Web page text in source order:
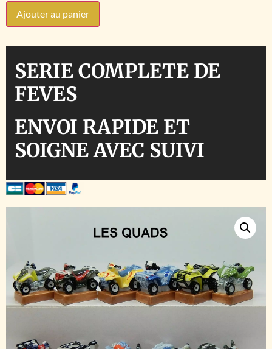
Ajouter au panier
SERIE COMPLETE DE
FEVES
ENVOI RAPIDE ET
SOIGNE AVEC SUIVI